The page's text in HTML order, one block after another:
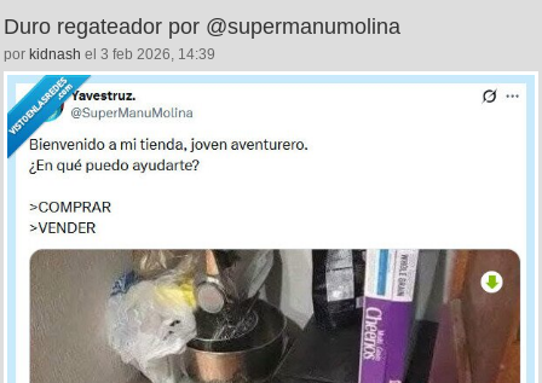
Duro regateador por @supermanumolina
por kidnash el 3 feb 2026, 14:39